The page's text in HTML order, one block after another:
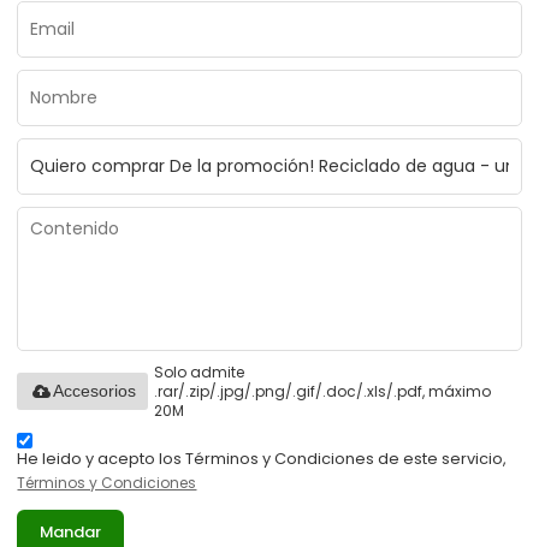
Solo admite
.rar/.zip/.jpg/.png/.gif/.doc/.xls/.pdf, máximo
20M
Accesorios
He leido y acepto los Términos y Condiciones de este servicio,
Términos y Condiciones
Mandar